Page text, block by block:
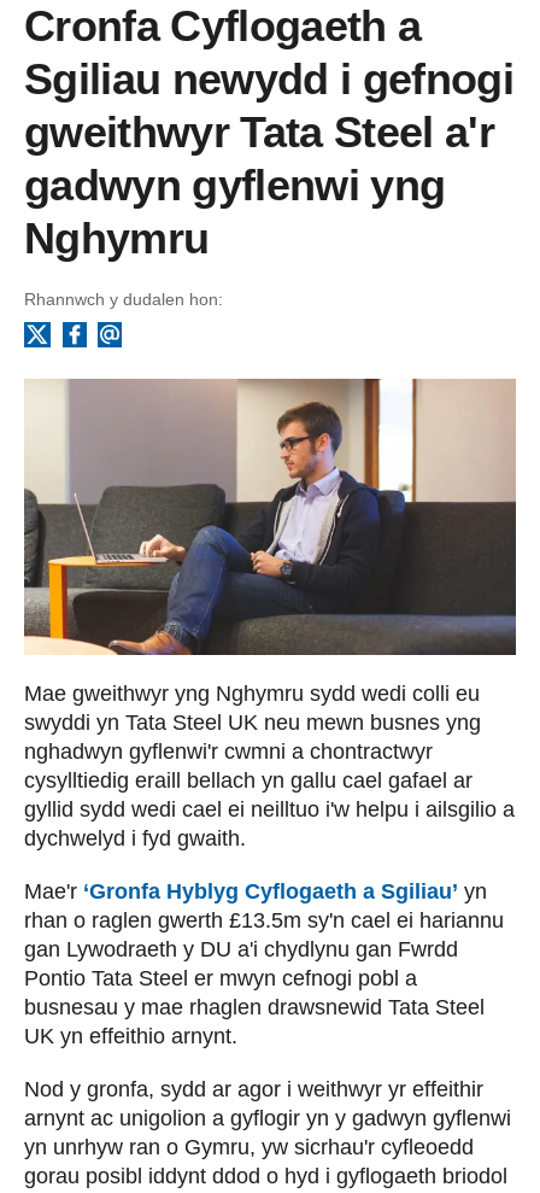
Cronfa Cyflogaeth a
Sgiliau newydd i gefnogi
gweithwyr Tata Steel a'r
gadwyn gyflenwi yng
Nghymru
Mae gweithwyr yng Nghymru sydd wedi colli eu
swyddi yn Tata Steel UK neu mewn busnes yng
nghadwyn gyflenwi'r cwmni a chontractwyr
cysylltiedig eraill bellach yn gallu cael gafael ar
gyllid sydd wedi cael ei neilltuo i'w helpu i ailsgilio a
dychwelyd i fyd gwaith.
Mae'r ‘Gronfa Hyblyg Cyflogaeth a Sgiliau’ yn
rhan o raglen gwerth £13.5m sy'n cael ei hariannu
gan Lywodraeth y DU a'i chydlynu gan Fwrdd
Pontio Tata Steel er mwyn cefnogi pobl a
busnesau y mae rhaglen drawsnewid Tata Steel
UK yn effeithio arnynt.
Nod y gronfa, sydd ar agor i weithwyr yr effeithir
arnynt ac unigolion a gyflogir yn y gadwyn gyflenwi
yn unrhyw ran o Gymru, yw sicrhau'r cyfleoedd
gorau posibl iddynt ddod o hyd i gyflogaeth briodol
Rhannwch y dudalen hon:
Facebook
Ebost